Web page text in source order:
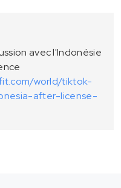
avec l'Indonésie
world/tiktok-
after-license-